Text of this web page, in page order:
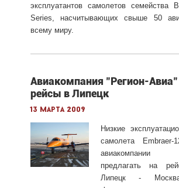
эксплуатантов самолетов семейства
Series, насчитывающих свыше 50
всему миру.
Авиакомпания "Регион-
рейсы в Липецк
13 марта 2009
Низкие
самолета Embraer-
авиакомпании
предлагать на
Липецк -